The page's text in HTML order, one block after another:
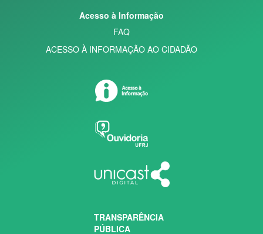
Acesso à Informação
FAQ
ACESSO À INFORMAÇÃO AO CIDADÃO
TRANSPARÊNCIA
PÚBLICA